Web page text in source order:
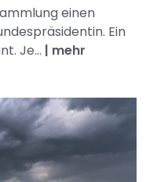
einen
Ein
Je... | mehr